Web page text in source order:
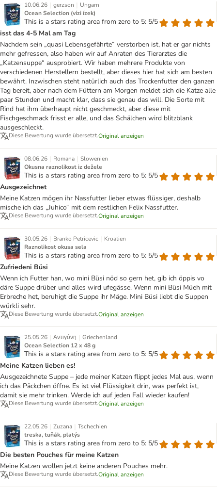
10.06.26 | gerzson | Ungarn
Ocean Selection (vízi ízek)
This is a stars rating area from zero to 5: 5/5
isst das 4-5 Mal am Tag
Nachdem sein „quasi Lebensgefährte“ verstorben ist, hat er gar nichts
mehr gefressen, also haben wir auf Anraten des Tierarztes die
„Katzensuppe“ ausprobiert. Wir haben mehrere Produkte von
verschiedenen Herstellern bestellt, aber dieses hier hat sich am besten
bewährt. Inzwischen steht natürlich auch das Trockenfutter den ganzen
Tag bereit, aber nach dem Füttern am Morgen meldet sich die Katze alle
paar Stunden und macht klar, dass sie genau das will. Die Sorte mit
Rind hat ihm überhaupt nicht geschmeckt, aber diese mit
Fischgeschmack frisst er alle, und das Schälchen wird blitzblank
ausgeschleckt.
Diese Bewertung wurde übersetzt.Original anzeigen
08.06.26 | Romana | Slowenien
Okusna raznolikost iz dežele
This is a stars rating area from zero to 5: 5/5
Ausgezeichnet
Meine Katzen mögen ihr Nassfutter lieber etwas flüssiger, deshalb
mische ich das „Juhico“ mit dem restlichen Felix Nassfutter.
Diese Bewertung wurde übersetzt.Original anzeigen
30.05.26 | Branko Petricevic | Kroatien
Raznolikost okusa sela
This is a stars rating area from zero to 5: 5/5
Zufriedeni Büsi
Wenn ich Futter han, wo mini Büsi nöd so gern het, gib ich öppis vo
däre Suppe drüber und alles wird ufegässe. Wenn mini Büsi Müeh mit
Erbreche het, beruhigt die Suppe ihr Mäge. Mini Büsi liebt die Suppen
würkli sehr.
Diese Bewertung wurde übersetzt.Original anzeigen
25.05.26 | Αντιγόνη | Griechenland
Ocean Selection 12 x 48 g
This is a stars rating area from zero to 5: 5/5
Meine Katzen lieben es!
Ausgezeichnete Suppe – jede meiner Katzen flippt jedes Mal aus, wenn
ich das Päckchen öffne. Es ist viel Flüssigkeit drin, was perfekt ist,
damit sie mehr trinken. Werde ich auf jeden Fall wieder kaufen!
Diese Bewertung wurde übersetzt.Original anzeigen
22.05.26 | Zuzana | Tschechien
treska, tuňák, platýs
This is a stars rating area from zero to 5: 5/5
Die besten Pouches für meine Katzen
Meine Katzen wollen jetzt keine anderen Pouches mehr.
Diese Bewertung wurde übersetzt.Original anzeigen